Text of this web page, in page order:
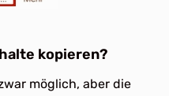
kopieren?
möglich, aber die